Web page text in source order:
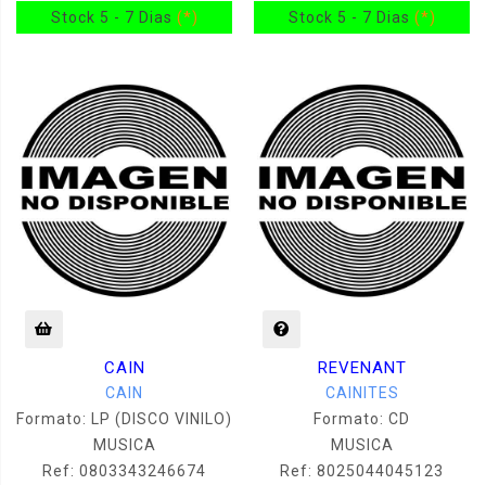
Stock 5 - 7 Dias (*) Stock 5 - 7 Dias (*)
CAIN
CAIN
Formato: LP (DISCO VINILO)
MUSICA
Ref: 0803343246674
REVENANT
CAINITES
Formato: CD
MUSICA
Ref: 8025044045123